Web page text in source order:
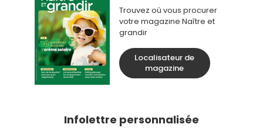
Trouvez où vous procurer
votre magazine Naître et
grandir
Localisateur de
magazine
Infolettre personnalisée